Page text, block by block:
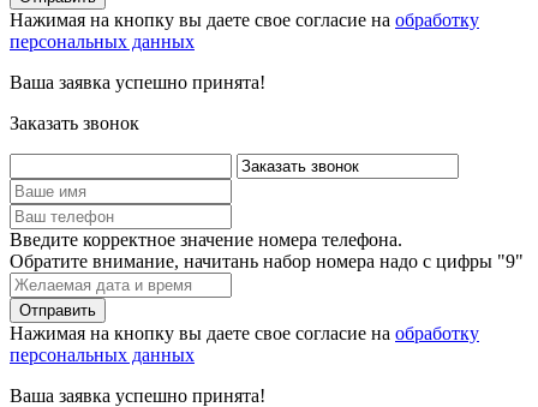
Нажимая на кнопку вы даете свое согласие на обработку
персональных данных
Ваша заявка успешно принята!
Заказать звонок
Введите корректное значение номера телефона.
Обратите внимание, начитань набор номера надо с цифры "9"
Нажимая на кнопку вы даете свое согласие на обработку
персональных данных
Ваша заявка успешно принята!